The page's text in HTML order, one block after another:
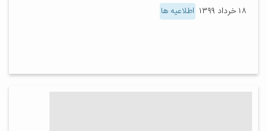
۱۸ خرداد ۱۳۹۹ اطلاعیه ها